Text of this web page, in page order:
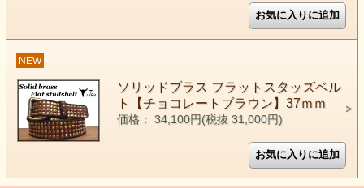
NEW
ソリッドブラス フラットスタッズベル
ト【チョコレートブラウン】37ｍｍ
価格： 34,100円(税抜 31,000円)